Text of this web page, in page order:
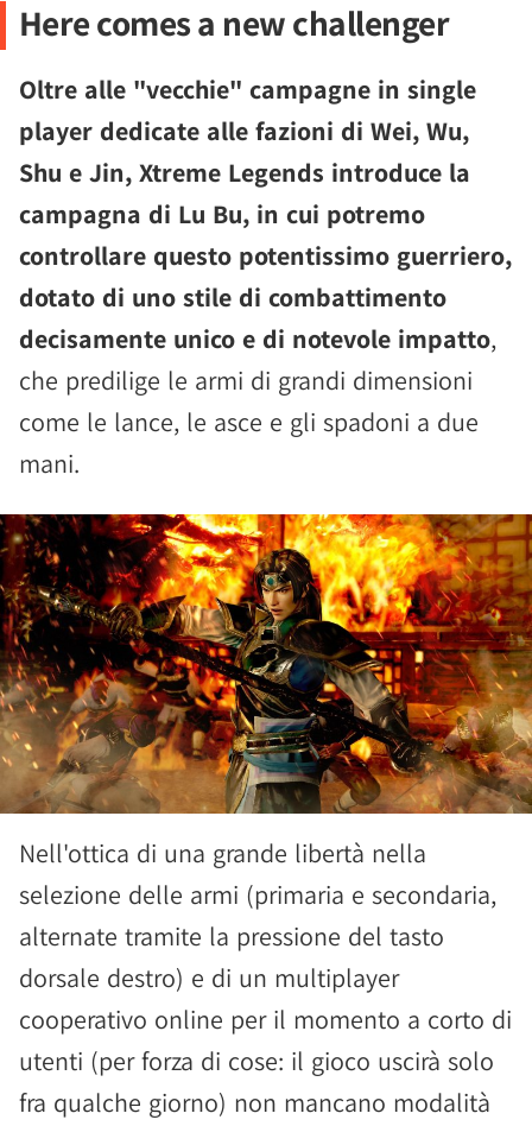
Here comes a new challenger
Oltre alle "vecchie" campagne in single
player dedicate alle fazioni di Wei, Wu,
Shu e Jin, Xtreme Legends introduce la
campagna di Lu Bu, in cui potremo
controllare questo potentissimo guerriero,
dotato di uno stile di combattimento
decisamente unico e di notevole impatto,
che predilige le armi di grandi dimensioni
come le lance, le asce e gli spadoni a due
mani.
Nell'ottica di una grande libertà nella
selezione delle armi (primaria e secondaria,
alternate tramite la pressione del tasto
dorsale destro) e di un multiplayer
cooperativo online per il momento a corto di
utenti (per forza di cose: il gioco uscirà solo
fra qualche giorno) non mancano modalità